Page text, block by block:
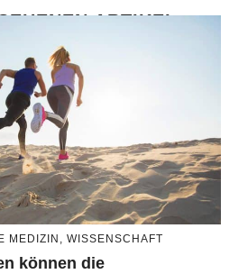
ARTIKEL
MEDIZIN , WISSENSCHAFT
können die